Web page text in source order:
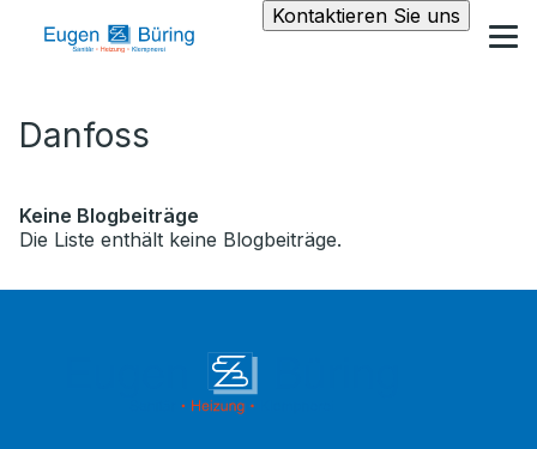
Kontaktieren Sie uns
Danfoss
Keine Blogbeiträge
Die Liste enthält keine Blogbeiträge.